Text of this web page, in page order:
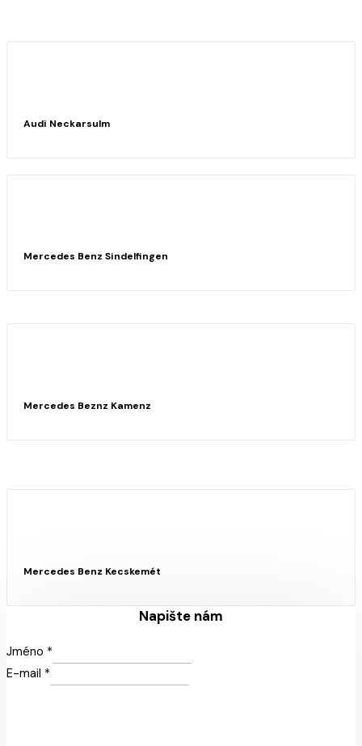
Audi Neckarsulm
Mercedes Benz Sindelfingen
Mercedes Beznz Kamenz
Mercedes Benz Kecskemét
Napište nám
Jméno *
E-mail *